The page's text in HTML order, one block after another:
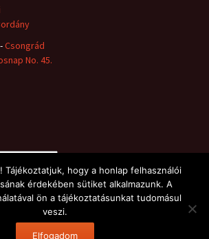
-Csongrád
No. 45.
Tájékoztatjuk, hogy a honlap felhasználói
érdekében sütiket alkalmazunk. A
ön a tájékoztatásunkat tudomásul
veszi.
Elfogadom